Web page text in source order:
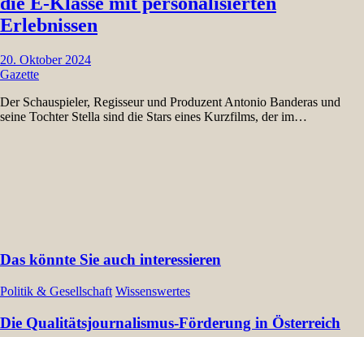
Erlebnissen
20. Oktober 2024
Gazette
Der Schauspieler, Regisseur und Produzent Antonio Banderas und
seine Tochter Stella sind die Stars eines Kurzfilms, der im…
Das könnte Sie auch interessieren
Politik & Gesellschaft Wissenswertes
Die Qualitätsjournalismus-Förderung in Österreich